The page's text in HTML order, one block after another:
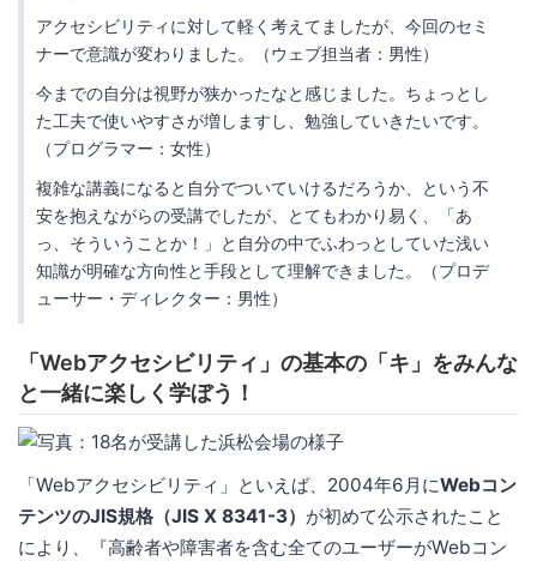
アクセシビリティに対して軽く考えてましたが、今回のセミ
ナーで意識が変わりました。（ウェブ担当者：男性）
今までの自分は視野が狭かったなと感じました。ちょっとし
た工夫で使いやすさが増しますし、勉強していきたいです。
（プログラマー：女性）
複雑な講義になると自分でついていけるだろうか、という不
安を抱えながらの受講でしたが、とてもわかり易く、「あ
っ、そういうことか！」と自分の中でふわっとしていた浅い
知識が明確な方向性と手段として理解できました。（プロデ
ューサー・ディレクター：男性）
「Webアクセシビリティ」の基本の「キ」をみんな
と一緒に楽しく学ぼう！
「Webアクセシビリティ」といえば、2004年6月にWebコン
テンツのJIS規格（JIS X 8341-3） が初めて公示されたこと
により、『高齢者や障害者を含む全てのユーザーがWebコン